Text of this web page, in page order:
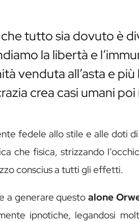
che tutto sia dovuto è
la libertà e
venduta all’asta e
crea casi umani
fedele allo stile e alle doti
che fisica, strizzando
conscius a tutti gli effetti.
a generare questoalone
ipnotiche, legandosi